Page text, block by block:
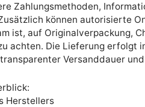
Zahlungsmethoden,
können autorisierte
ist, auf Originalverpackung,
achten. Die Lieferung erfolgt
Versanddauer
Herstellers